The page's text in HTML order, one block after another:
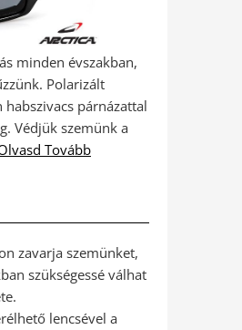
minden évszakban,
Polarizált
párnázattal
Védjük szemünk a
Tovább
zavarja szemünket,
szükségessé válhat
lencsével a